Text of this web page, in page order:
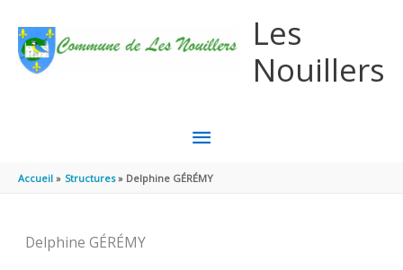
Les
Nouillers
MENU
PRINCIPAL
Accueil Structures Delphine GÉRÉMY
Delphine GÉRÉMY